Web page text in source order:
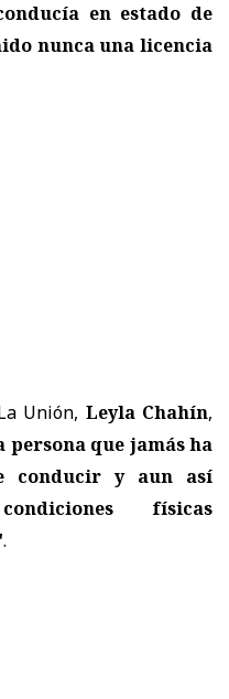
en estado de
nunca una licencia
Unión, Leyla Chahín,
persona que jamás ha
conducir y aun así
físicas
.